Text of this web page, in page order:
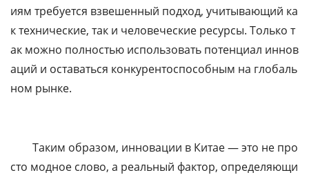
иям требуется взвешенный подход, учитывающий ка
к технические, так и человеческие ресурсы. Только т
ак можно полностью использовать потенциал иннов
аций и оставаться конкурентоспособным на глобаль
ном рынке.
Таким образом, инновации в Китае — это не про
сто модное слово, а реальный фактор, определяющи